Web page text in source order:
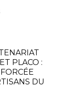
PLACO :
DU